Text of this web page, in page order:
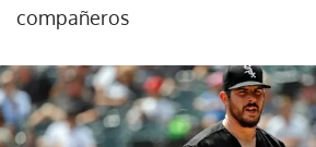
compañeros